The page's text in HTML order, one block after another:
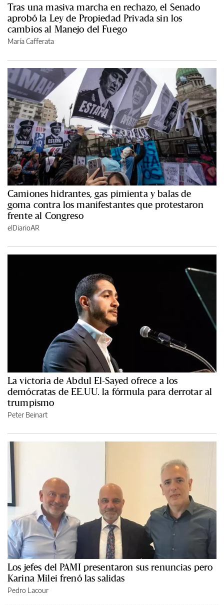
Tras una masiva marcha en rechazo, el Senado
aprobó la Ley de Propiedad Privada sin los
cambios al Manejo del Fuego
María Cafferata
Camiones hidrantes, gas pimienta y balas de
goma contra los manifestantes que protestaron
frente al Congreso
elDiarioAR
La victoria de Abdul El-Sayed ofrece a los
demócratas de EE.UU. la fórmula para derrotar al
trumpismo
Peter Beinart
Los jefes del PAMI presentaron sus renuncias pero
Karina Milei frenó las salidas
Pedro Lacour